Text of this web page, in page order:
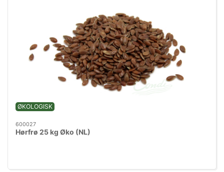
ØKOLOGISK
600027
Hørfrø 25 kg Øko (NL)